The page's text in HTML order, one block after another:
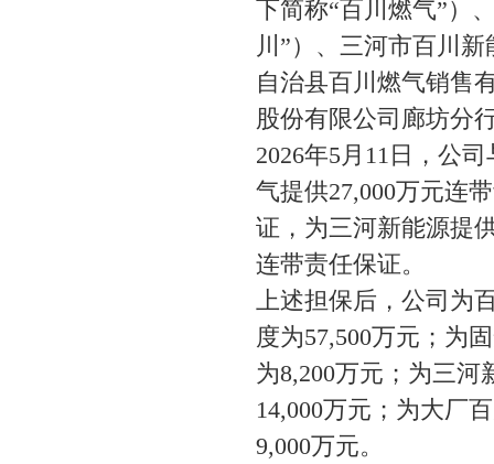
下简称“百川燃气”）
川”）、三河市百川
自治县百川燃气销售
股份有限公司廊坊分
2026年5月11日，公
气提供27,000万元连
证，为三河新能源提
连带责任保证。
上述担保后，公司为
度为57,500万元；为
为8,200万元；为三河
14,000万元；为大厂
9,000万元。